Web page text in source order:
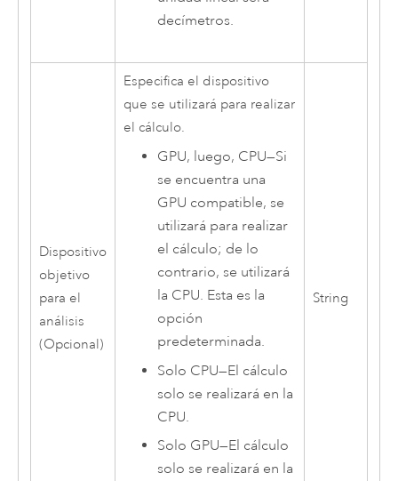
decímetros.
Dispositivo
objetivo
para el
análisis
(Opcional)
Especifica el dispositivo
que se utilizará para realizar
el cálculo.
GPU, luego, CPU—Si
se encuentra una
GPU compatible, se
utilizará para realizar
el cálculo; de lo
contrario, se utilizará
la CPU. Esta es la
opción
predeterminada.
Solo CPU—El cálculo
solo se realizará en la
CPU.
Solo GPU—El cálculo
solo se realizará en la
String